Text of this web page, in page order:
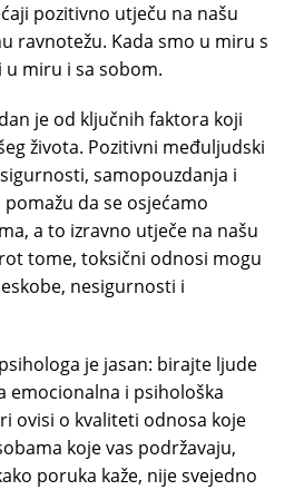
pozitivno utječu na našu
ravnotežu. Kada smo u miru s
miru i sa sobom.
je od ključnih faktora koji
života. Pozitivni međuljudski
samopouzdanja i
da se osjećamo
a to izravno utječe na našu
tome, toksični odnosi mogu
nesigurnosti i
je jasan: birajte ljude
emocionalna i psihološka
ovisi o kvaliteti odnosa koje
koje vas podržavaju,
poruka kaže, nije svejedno